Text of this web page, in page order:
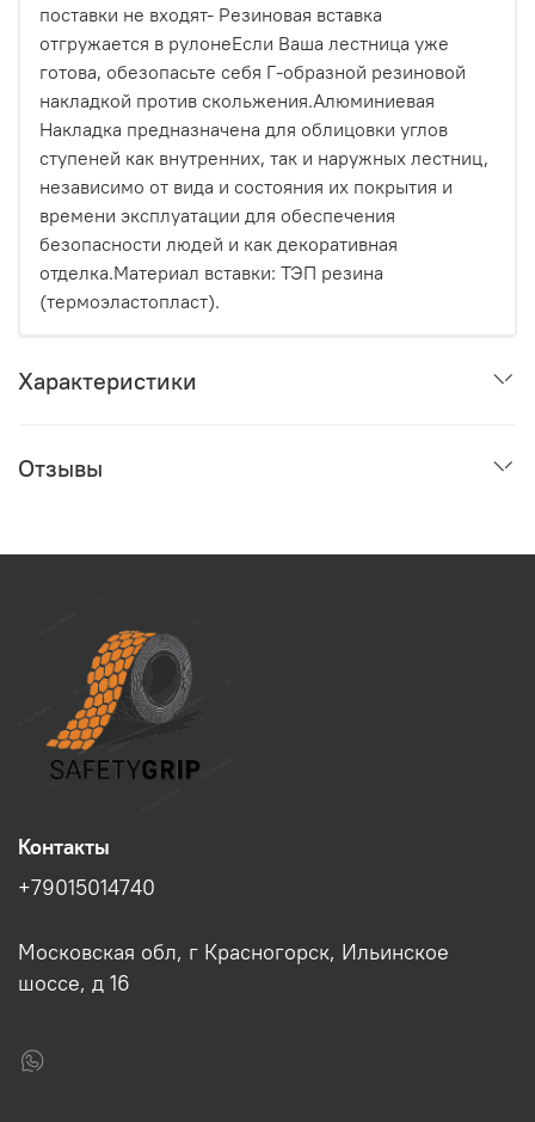
поставки не входят- Резиновая вставка
отгружается в рулонеЕсли Ваша лестница уже
готова, обезопасьте себя Г-образной резиновой
накладкой против скольжения.Алюминиевая
Накладка предназначена для облицовки углов
ступеней как внутренних, так и наружных лестниц,
независимо от вида и состояния их покрытия и
времени эксплуатации для обеспечения
безопасности людей и как декоративная
отделка.Материал вставки: ТЭП резина
(термоэластопласт).
Характеристики
Отзывы
Контакты
+79015014740
Московская обл, г Красногорск, Ильинское
шоссе, д 16